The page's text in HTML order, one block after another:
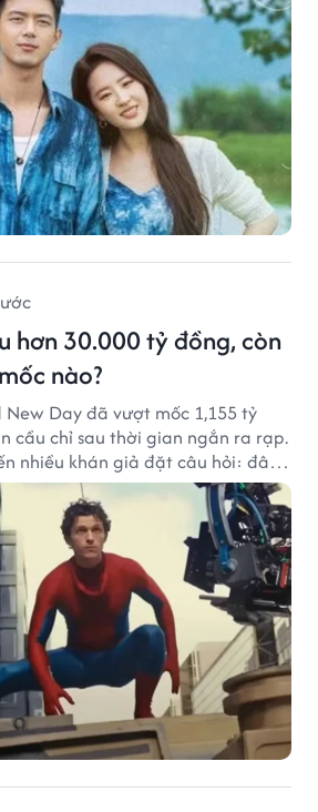
hơn 30.000 tỷ đồng, còn
nào?
Day đã vượt mốc 1,155 tỷ
cầu chỉ sau thời gian ngắn ra rạp.
nhiều khán giả đặt câu hỏi: đâu
của Người Nhện?